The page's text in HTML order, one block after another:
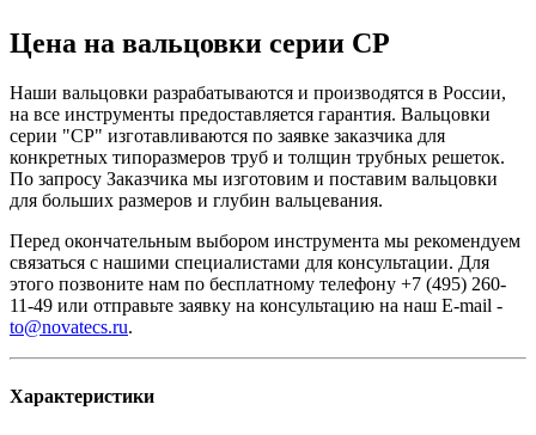
Цена на вальцовки серии СР
Наши вальцовки разрабатываются и производятся в России,
на все инструменты предоставляется гарантия. Вальцовки
серии "СР" изготавливаются по заявке заказчика для
конкретных типоразмеров труб и толщин трубных решеток.
По запросу Заказчика мы изготовим и поставим вальцовки
для больших размеров и глубин вальцевания.
Перед окончательным выбором инструмента мы рекомендуем
связаться с нашими специалистами для консультации. Для
этого позвоните нам по бесплатному телефону +7 (495) 260-
11-49 или отправьте заявку на консультацию на наш E-mail -
to@novatecs.ru.
Характеристики